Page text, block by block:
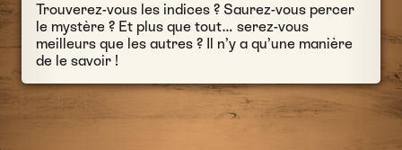
Trouverez-vous les indices ? Saurez-vous percer
le mystère ? Et plus que tout… serez-vous
meilleurs que les autres ? Il n’y a qu’une manière
de le savoir !